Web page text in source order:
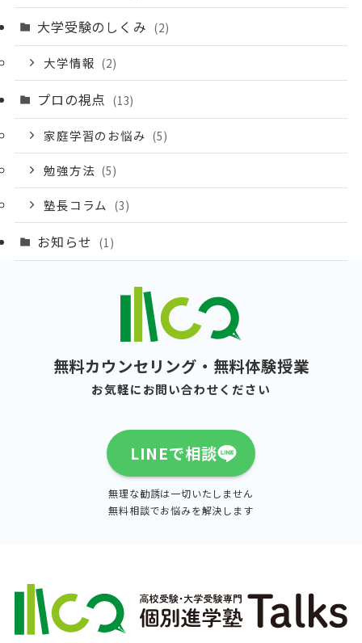
大学受験のしくみ (2)
大学情報 (2)
プロの視点 (13)
家庭学習のお悩み (5)
勉強方法 (5)
塾長コラム (3)
お知らせ (1)
無料カウンセリング・無料体験授業
お気軽にお問い合わせください
LINEで相談
無理な勧誘は一切いたしません
無料相談でお悩みを解決します